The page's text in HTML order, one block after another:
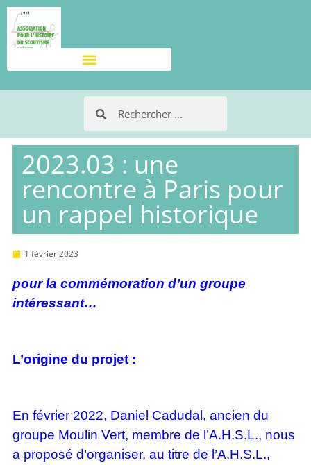
2023.03 : une
rencontre à Paris pour
un rappel historique
1 février 2023
pour la commémoration d’un groupe
intéressant…
L’origine du projet :
En février 2022, Daniel Cadudal, ancien du
groupe Moulin Vert, membre de l’A.H.S.L., nous
a proposé d’organiser, au titre de l’A.H.S.L.,